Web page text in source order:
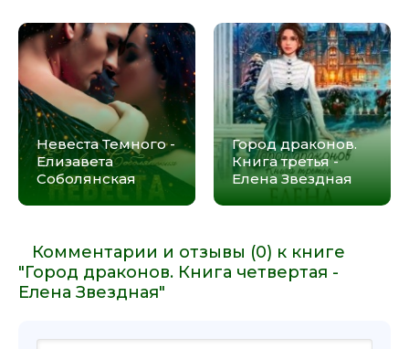
Невеста Темного -
Елизавета
Соболянская
Город драконов.
Книга третья -
Елена Звездная
Комментарии и отзывы (0) к книге
"Город драконов. Книга четвертая -
Елена Звездная"